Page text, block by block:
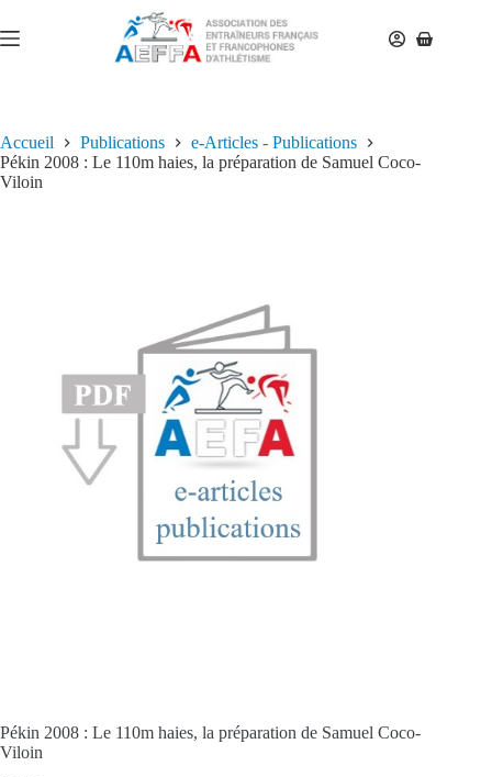
Accueil Publications
e-Articles - Publications
Pékin 2008 : Le 110m haies, la préparation de Samuel Coco-
Viloin
Pékin 2008 : Le 110m haies, la préparation de Samuel Coco-
Viloin